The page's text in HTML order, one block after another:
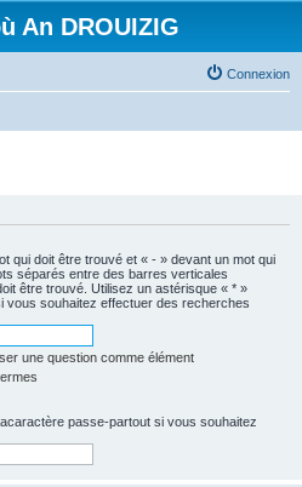
An DROUIZIG
Connexion
qui doit être trouvé et « - » devant un mot qui
séparés entre des barres verticales
être trouvé. Utilisez un astérisque « * »
souhaitez effectuer des recherches
une question comme élément
passe-partout si vous souhaitez